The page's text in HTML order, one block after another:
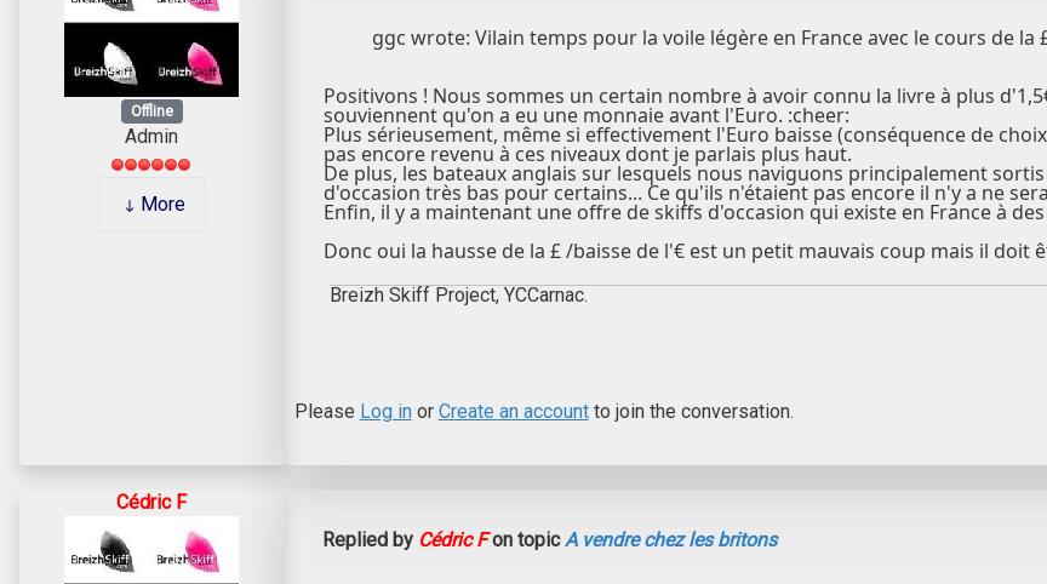
Offline
Admin
More
ggc wrote: Vilain temps pour la voile légère en France avec le cours de la
Positivons ! Nous sommes un certain nombre à avoir connu la livre à plus
souviennent qu'on a eu une monnaie avant l'Euro. :cheer:
Plus sérieusement, même si effectivement l'Euro baisse (conséquence de
pas encore revenu à ces niveaux dont je parlais plus haut.
De plus, les bateaux anglais sur lesquels nous naviguons principalement
d'occasion très bas pour certains... Ce qu'ils n'étaient pas encore il n'y a ne
Enfin, il y a maintenant une offre de skiffs d'occasion qui existe en France à
Donc oui la hausse de la £ /baisse de l'€ est un petit mauvais coup mais il doit
Breizh Skiff Project, YCCarnac.
Please Log inor Create an accountto join the conversation.
Cédric F
Replied by Cédric Fon topicA vendre chez les britons